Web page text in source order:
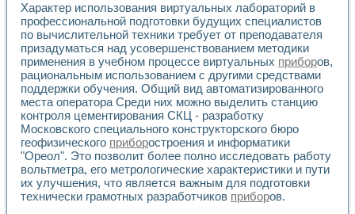
Автоматизированный дистанционный лабораторный
Исследование возможности реставрации одномерных
Использование технологий NATIONAL INSTRUMENTS в
Разработка модификаций алгоритма полигармонической
Учебный стенд для исследования принципа действия
Виртуальная система поддержки принимаемых решений в
Преемственность дисциплин «Моделирование систем» и
Универсальный стенд для исследования электрических
Лабораторные практикумы по информационно-
Виртуальный измеритель частотных характеристик на
Лабораторный практикум по основам теории Коммутации
Разработка виртуальной лабораторной работы
Виртуальные практикумы по электротехнике в среде
Характер использования виртуальных лабораторий в
профессиональной подготовки будущих специалистов
по вычислительной техники требует от преподавателя
призадуматься над усовершенствованием методики
применения в учебном процессе виртуальных приборов,
рациональным использованием с другими средствами
поддержки обучения. Общий вид автоматизированного
места оператора Среди них можно выделить станцию
контроля цементирования СКЦ - разработку
Московского специального конструкторского бюро
геофизического приборостроения и информатики
"Ореол". Это позволит более полно исследовать работу
вольтметра, его метрологические характеристики и пути
их улучшения, что является важным для подготовки
технически грамотных разработчиков приборов.